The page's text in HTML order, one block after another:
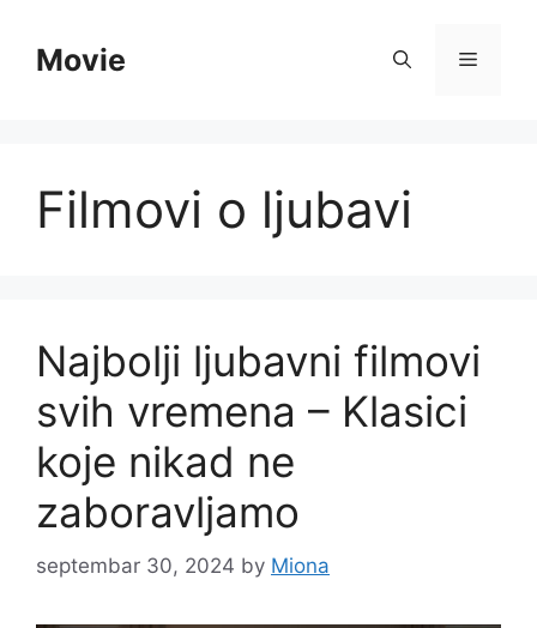
contentMovie Menu
Filmovi o ljubavi
Najbolji ljubavni filmovi
svih vremena – Klasici
koje nikad ne
zaboravljamo
septembar 30, 2024 by Miona